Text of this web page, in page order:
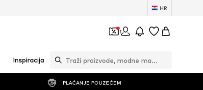
HR
1
Inspiracija
PLAĆANJE POUZEĆEM